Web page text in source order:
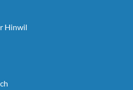
Hinwil